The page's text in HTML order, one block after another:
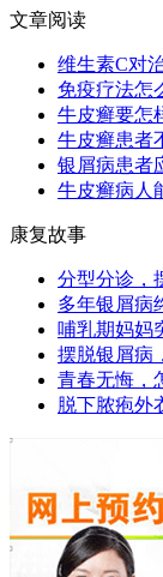
文章阅读
维生素C对
免疫疗法怎
牛皮癣要怎
牛皮癣患者
银屑病患者
牛皮癣病人
康复故事
分型分诊，
多年银屑病
哺乳期妈妈
摆脱银屑病
青春无悔，
脱下脓疱外